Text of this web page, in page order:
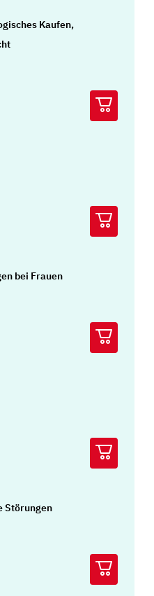
Kaufen,
bei Frauen
Störungen